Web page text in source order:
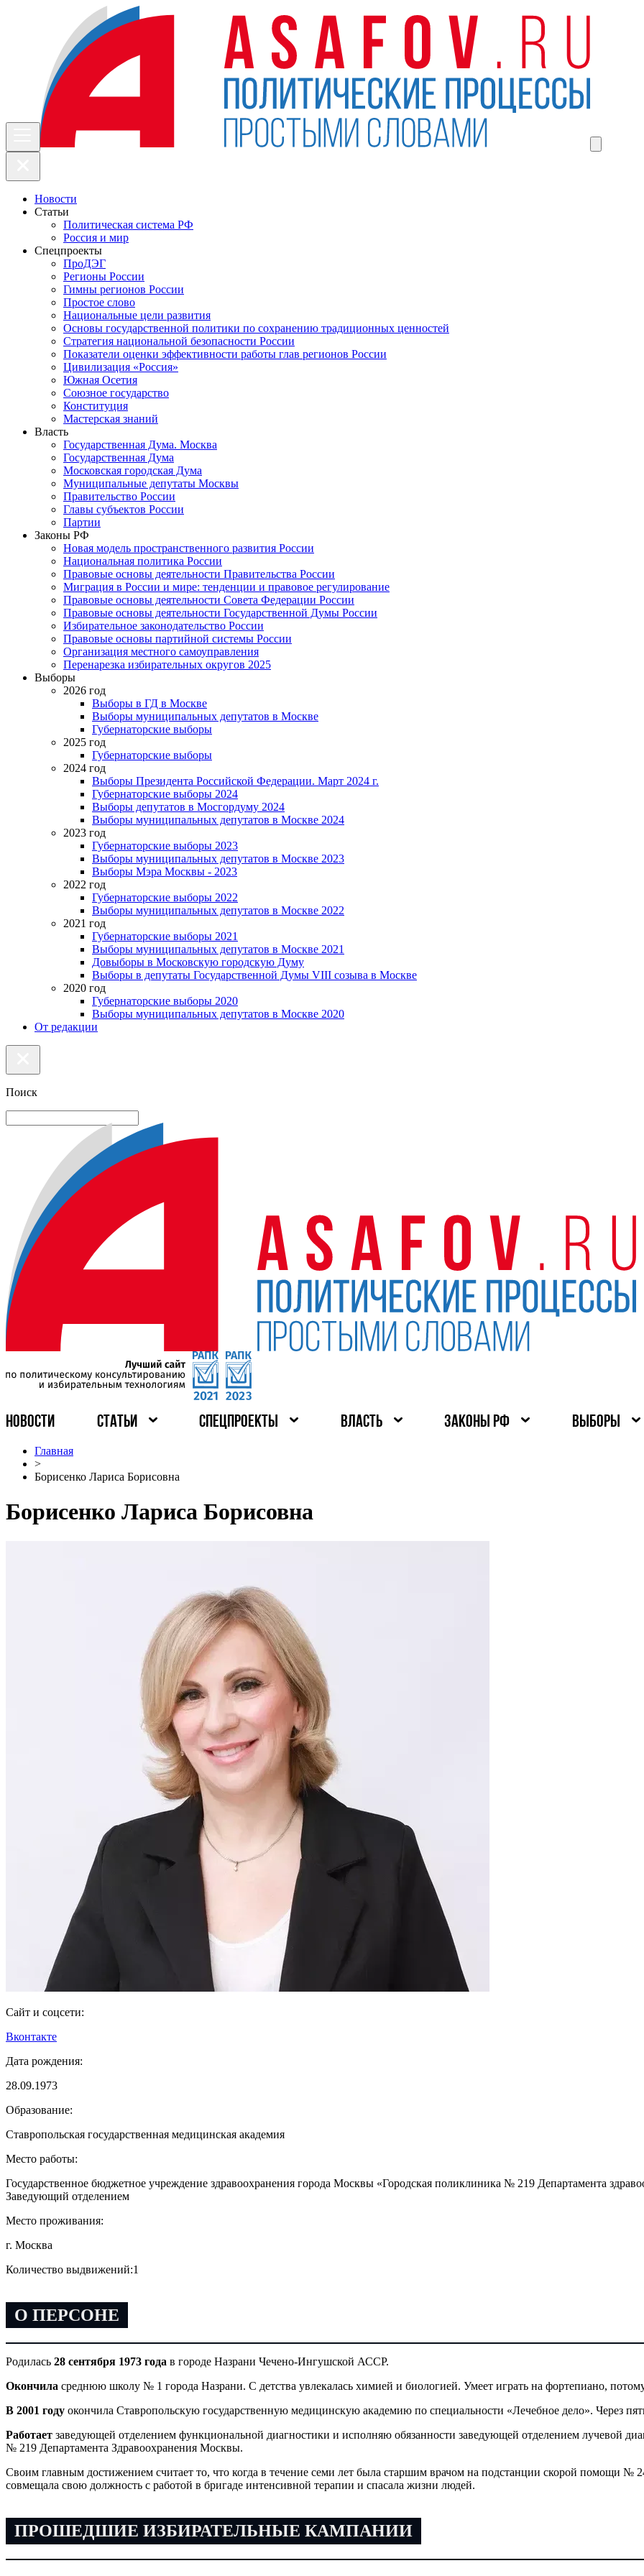
Новости
Статьи
Политическая система РФ
Россия и мир
Спецпроекты
ПроДЭГ
Регионы России
Гимны регионов России
Простое слово
Национальные цели развития
Основы государственной политики по сохранению традиционных ценностей
Стратегия национальной безопасности России
Показатели оценки эффективности работы глав регионов России
Цивилизация «Россия»
Южная Осетия
Союзное государство
Конституция
Мастерская знаний
Власть
Государственная Дума. Москва
Государственная Дума
Московская городская Дума
Муниципальные депутаты Москвы
Правительство России
Главы субъектов России
Партии
Законы РФ
Новая модель пространственного развития России
Национальная политика России
Правовые основы деятельности Правительства России
Миграция в России и мире: тенденции и правовое регулирование
Правовые основы деятельности Совета Федерации России
Правовые основы деятельности Государственной Думы России
Избирательное законодательство России
Правовые основы партийной системы России
Организация местного самоуправления
Перенарезка избирательных округов 2025
Выборы
2026 год
Выборы в ГД в Москве
Выборы муниципальных депутатов в Москве
Губернаторские выборы
2025 год
Губернаторские выборы
2024 год
Выборы Президента Российской Федерации. Март 2024 г.
Губернаторские выборы 2024
Выборы депутатов в Мосгордуму 2024
Выборы муниципальных депутатов в Москве 2024
2023 год
Губернаторские выборы 2023
Выборы муниципальных депутатов в Москве 2023
Выборы Мэра Москвы - 2023
2022 год
Губернаторские выборы 2022
Выборы муниципальных депутатов в Москве 2022
2021 год
Губернаторские выборы 2021
Выборы муниципальных депутатов в Москве 2021
Довыборы в Московскую городскую Думу
Выборы в депутаты Государственной Думы VIII созыва в Москве
2020 год
Губернаторские выборы 2020
Выборы муниципальных депутатов в Москве 2020
От редакции
Поиск
НОВОСТИ СТАТЬИ СПЕЦПРОЕКТЫ ВЛАСТЬ ЗАКОНЫ РФ ВЫБОРЫ
Главная
>
Борисенко Лариса Борисовна
Борисенко Лариса Борисовна
Сайт и соцсети:
Вконтакте
Дата рождения:
28.09.1973
Образование:
Ставропольская государственная медицинская академия
Место работы:
Государственное бюджетное учреждение здравоохранения города Москвы «Городская поликлиника № 219 Департамента
Заведующий отделением
Место проживания:
г. Москва
Количество выдвижений:1
О ПЕРСОНЕ
Родилась 28 сентября 1973 года в городе Назрани Чечено-Ингушской АССР.
Окончила среднюю школу № 1 города Назрани. С детства увлекалась химией и биологией. Умеет играть на фортепиано,
В 2001 году окончила Ставропольскую государственную медицинскую академию по специальности «Лечебное дело». Через
Работает заведующей отделением функциональной диагностики и исполняю обязанности заведующей отделением лучевой
№ 219 Департамента Здравоохранения Москвы.
Своим главным достижением считает то, что когда в течение семи лет была старшим врачом на подстанции скорой помощи
совмещала свою должность с работой в бригаде интенсивной терапии и спасала жизни людей.
ПРОШЕДШИЕ ИЗБИРАТЕЛЬНЫЕ КАМПАНИИ